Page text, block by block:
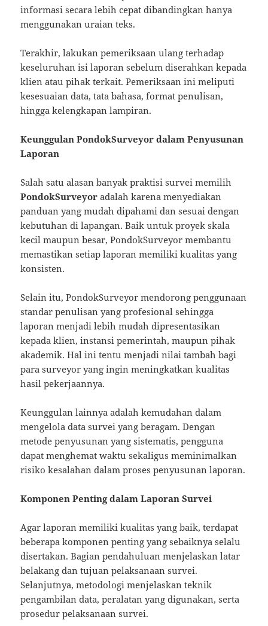
informasi secara lebih cepat dibandingkan hanya
menggunakan uraian teks.
Terakhir, lakukan pemeriksaan ulang terhadap
keseluruhan isi laporan sebelum diserahkan kepada
klien atau pihak terkait. Pemeriksaan ini meliputi
kesesuaian data, tata bahasa, format penulisan,
hingga kelengkapan lampiran.
Keunggulan PondokSurveyor dalam Penyusunan
Laporan
Salah satu alasan banyak praktisi survei memilih
PondokSurveyor adalah karena menyediakan
panduan yang mudah dipahami dan sesuai dengan
kebutuhan di lapangan. Baik untuk proyek skala
kecil maupun besar, PondokSurveyor membantu
memastikan setiap laporan memiliki kualitas yang
konsisten.
Selain itu, PondokSurveyor mendorong penggunaan
standar penulisan yang profesional sehingga
laporan menjadi lebih mudah dipresentasikan
kepada klien, instansi pemerintah, maupun pihak
akademik. Hal ini tentu menjadi nilai tambah bagi
para surveyor yang ingin meningkatkan kualitas
hasil pekerjaannya.
Keunggulan lainnya adalah kemudahan dalam
mengelola data survei yang beragam. Dengan
metode penyusunan yang sistematis, pengguna
dapat menghemat waktu sekaligus meminimalkan
risiko kesalahan dalam proses penyusunan laporan.
Komponen Penting dalam Laporan Survei
Agar laporan memiliki kualitas yang baik, terdapat
beberapa komponen penting yang sebaiknya selalu
disertakan. Bagian pendahuluan menjelaskan latar
belakang dan tujuan pelaksanaan survei.
Selanjutnya, metodologi menjelaskan teknik
pengambilan data, peralatan yang digunakan, serta
prosedur pelaksanaan survei.